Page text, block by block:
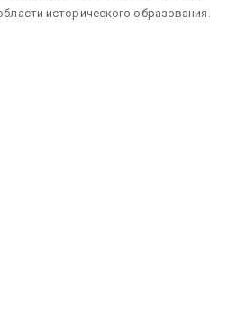
исторического образования.